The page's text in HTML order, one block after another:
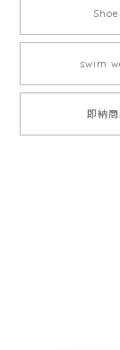
swim
即納